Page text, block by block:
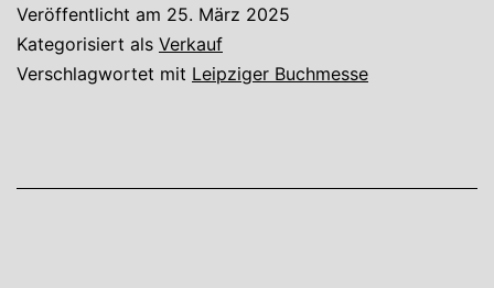
Veröffentlicht am 25. März 2025
Kategorisiert als Verkauf
Verschlagwortet mit Leipziger Buchmesse